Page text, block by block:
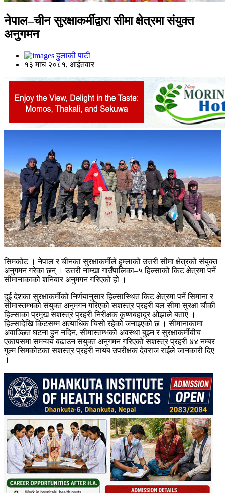
नेपाल–चीन सुरक्षाकर्मीद्वारा सीमा क्षेत्रमा संयुक्त
अनुगमन
हुलाकी पाटी
१३ माघ २०८१, आईतवार
सिमकोट । नेपाल र चीनका सुरक्षाकर्मीले हुम्लाको उत्तरी सीमा क्षेत्रको संयुक्त
अनुगमन गरेका छन् । उत्तरी नाम्खा गाउँपालिका–५ हिल्साको किट क्षेत्रमा पर्ने
सीमानाकाको शनिबार अनुमगन गरिएको हो ।
दुई देशका सुरक्षाकर्मीको निर्णयानुसार हिल्सास्थित किट क्षेत्रमा पर्ने सिमाना र
सीमास्तम्भको संयुक्त अनुमगन गरिएको सशस्त्र प्रहरी बल सीमा सुरक्षा चौकी
हिल्साका प्रमुख सशस्त्र प्रहरी निरीक्षक कृष्णबहादुर ओझाले बताए ।
हिल्सादेखि किटसम्म अत्याधिक चिसो रहेको जनाइएको छ । सीमानाकामा
अवाञ्छित घटना हुन नदिन, सीमास्तम्भको अवस्था बुझ्न र सुरक्षाकर्मीबीच
एकापसमा समन्वय बढाउन संयुक्त अनुगमन गरिएको सशस्त्र प्रहरी ४४ नम्बर
गुल्म सिमकोटका सशस्त्र प्रहरी नायब उपरीक्षक देवराज राईले जानकारी दिए
।